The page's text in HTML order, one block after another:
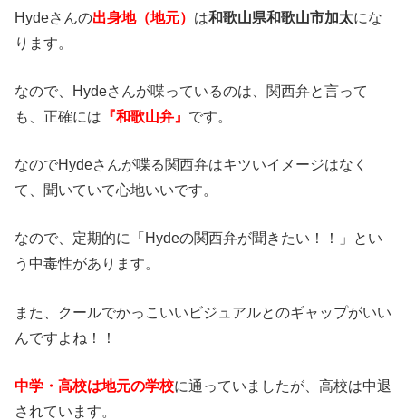
Hydeさんの出身地（地元） は和歌山県和歌山市加太にな
ります。
なので、Hydeさんが喋っているのは、関西弁と言って
も、正確には 『和歌山弁』 です。
なのでHydeさんが喋る関西弁はキツいイメージはなく
て、聞いていて心地いいです。
なので、定期的に「Hydeの関西弁が聞きたい！！」とい
う中毒性があります。
また、クールでかっこいいビジュアルとのギャップがいい
んですよね！！
中学・高校は地元の学校に通っていましたが、高校は中退
されています。